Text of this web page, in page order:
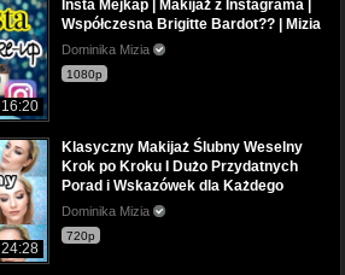
16:20
Insta Mejkap | Makijaż z Instagrama |
Współczesna Brigitte Bardot?? | Mizia
Dominika Mizia
1080p
24:28
Klasyczny Makijaż Ślubny Weselny
Krok po Kroku I Dużo Przydatnych
Porad i Wskazówek dla Każdego
Dominika Mizia
720p